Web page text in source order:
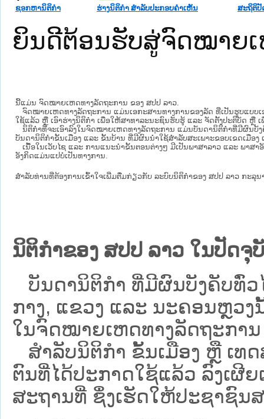
ຊອກຫານິຕິກໍາ ຮ່າງນິຕິກໍາ ສໍາລັບປະກອບຄໍາເຫັນ ສະຖິຕິປັ
ຍິນດີຕ້ອນຮັບສູ່ຈົດໝາຍເ
ນີ້ແມ່ນ ຈົດໝາຍເຫດທາງລັດຖະການ ຂອງ ສປປ ລາວ.
ຈົດໝາຍເຫດທາງລັດຖະການ ແມ່ນ​ເອ​ກະ​ສານ​ທາງ​ການ​ຂອງ​ລັດ ທີ່​ເປັນ​ຮູບ​ແບບ​
ໃຊ້ແລ້ວ ຫຼື ເອົາຮ່າງນິຕິກໍາ ເພື່ອໃຫ້​ສາ​ທາ​ລະ​ນະ​ຊົນ​ຮັບ​ຮູ້ ແລະ ຈັດ​ຕັ້ງ​ປະ​ຕິ​ບັດ ຫຼື
ນິ​ຕິ​ກຳ​ທີ່​ຈະ​ເອົາ​ລົງ​ໃນ​ຈົດ​ໝາຍ​ເຫດ​ທາງ​ລັດ​ຖະ​ການ ​ແມ່ນ​ບັນ​ດາ​ນິ​ຕິ​ກຳ​ທີ່​ມີ​ຜົນ​ບັ
ບັນ​ດານິ​ຕິ​ກຳ​ຂັ້ນ​ເມືອງ ແລະ ຂັ້ນ​ບ້ານ ​ທີ່​ມີ​ຜົນ​ນຳ​ໃຊ້​ສຳ​ລັບ​ສະ​ເພາະ​ຂອບ​ເຂດ​ເມືອງ
ເນື້ອໃນ​ເວັບ​ໄຊ​ ແລະ ການແນະນໍາຂັ້ນຕອນຕ່າງໆ ມີເປັນພາສາລາວ ແລະ ພາສ
ອັງກິດແມ່ນແປບໍ່ເປັນທາງການ.
ສໍາລັບທ່ານທີ່ຕ້ອງການເຂົ້າໃຈເພີ່ມຕື່ມກ່ຽວກັບ ລະບົບນິຕິກຳຂອງ ສປປ ລາວ ກະລຸນ
ນິຕິກຳຂອງ ສປປ ລາວ ໃນປັດ
ບັນດານິຕິກໍາ ທີ່ມີຜົນບັງຄັບທົ່
ກາງ, ແຂວງ ແລະ ນະຄອນຫຼວ
ໃນຈົດໝາຍເຫດທາງລັດຖະການ
ສຳລັບນິ​ຕິ​ກຳ ຂັ້ນເມືອງ ຫຼື ເທ
ຕົນທີ່ໄດ້ປະກາດໃຊ້ແລ້ວ ລົງ​ເຜີ
ສະຖານທີ່ ຊຶ່ງເຮັດໃຫ້ປະຊາຊົນສ